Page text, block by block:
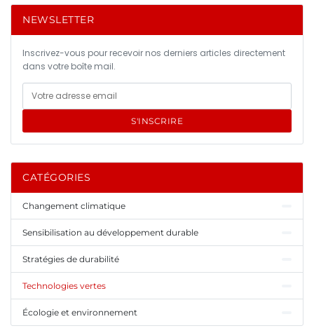
NEWSLETTER
Inscrivez-vous pour recevoir nos derniers articles directement
dans votre boîte mail.
S'INSCRIRE
CATÉGORIES
Changement climatique
Sensibilisation au développement durable
Stratégies de durabilité
Technologies vertes
Écologie et environnement